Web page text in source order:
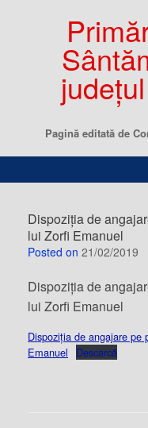
Pagină editată de
Dispoziția de
lui Zorfi Emanuel
Posted on 21/02/2019
Dispoziția de
lui Zorfi Emanuel
Dispoziția de angajare pe
Emanuel
Descarcă